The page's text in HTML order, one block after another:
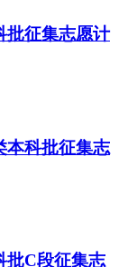
批征集志愿计
本科批征集志
批C段征集志